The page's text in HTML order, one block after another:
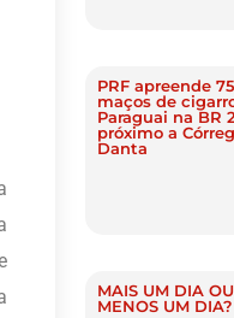
PRF apreende
maços de
Paraguai na BR
próximo a
Danta
MAIS UM DIA OU
MENOS UM DIA?